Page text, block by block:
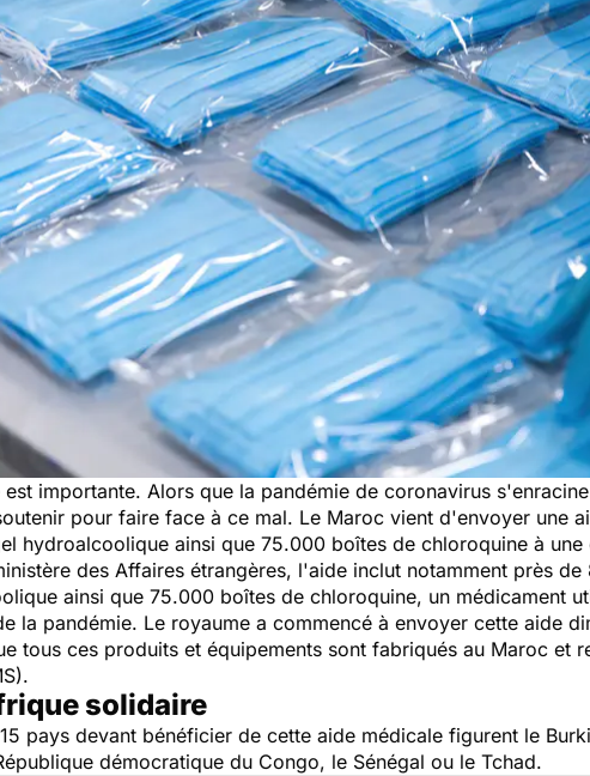
est importante. Alors que la pandémie de coronavirus
pour faire face à ce mal. Le Maroc vient d'envoyer une
hydroalcoolique ainsi que 75.000 boîtes de chloroquine à
des Affaires étrangères, l'aide inclut notamment près
ainsi que 75.000 boîtes de chloroquine, un médicament
la pandémie. Le royaume a commencé à envoyer cette aide
tous ces produits et équipements sont fabriqués au Maroc et
solidaire
pays devant bénéficier de cette aide médicale figurent le
démocratique du Congo, le Sénégal ou le Tchad.